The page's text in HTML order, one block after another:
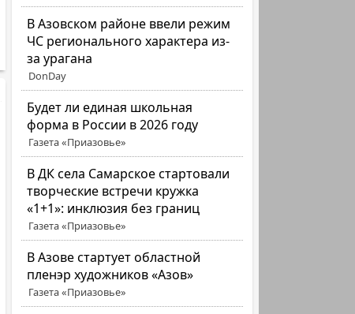
В Азовском районе ввели режим
ЧС регионального характера из-
за урагана
DonDay
Будет ли единая школьная
форма в России в 2026 году
Газета «Приазовье»
В ДК села Самарское стартовали
творческие встречи кружка
«1+1»: инклюзия без границ
Газета «Приазовье»
В Азове стартует областной
пленэр художников «Азов»
Газета «Приазовье»